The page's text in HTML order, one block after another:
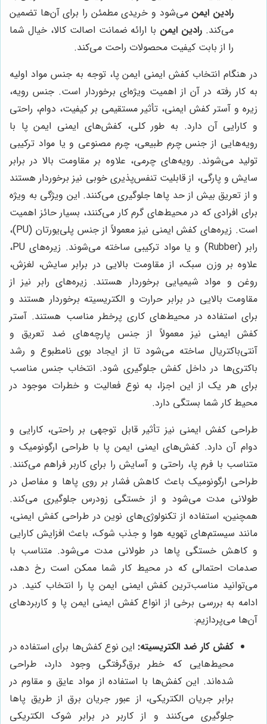
رادین ایمن می‌شود و خریدی مطمئن را برای آن‌ها تضمین
می‌کند. رادین ایمن با ارائه ضمانت اصالت کالا، خیال شما
را از بابت کیفیت محصولات راحت می‌کند.
در هنگام انتخاب کفش ایمنی ایمن پا، توجه به جنس مواد اولیه
به کار رفته در آن از اهمیت ویژه‌ای برخوردار است. جنس رویه،
زیره و آستر کفش ایمنی، تأثیر مستقیمی بر کیفیت، دوام، راحتی
و کارایی آن دارد. به طور کلی، کفش‌های ایمنی ایمن پا با
رویه‌هایی از جنس چرم طبیعی، چرم مصنوعی و یا مواد ترکیبی
تولید می‌شوند. رویه‌های چرمی، علاوه بر مقاومت بالا در برابر
سایش و پارگی، از قابلیت تنفس‌پذیری خوبی نیز برخوردار هستند
و از تعریق بیش از حد پاها جلوگیری می‌کنند. این ویژگی به ویژه
برای افرادی که در محیط‌های گرم کار می‌کنند، بسیار حائز اهمیت
است. زیره‌های کفش ایمنی نیز معمولاً از جنس پلی‌یورتان (PU)،
رابر (Rubber) و یا مواد ترکیبی ساخته می‌شوند. زیره‌های PU،
علاوه بر وزن سبک، از مقاومت بالایی در برابر سایش، لغزش،
روغن و مواد شیمیایی برخوردار هستند. زیره‌های رابر نیز از
مقاومت بالایی در برابر حرارت و الکتریسیته برخوردار هستند و
برای استفاده در محیط‌های کاری پرخطر مناسب هستند. آستر
کفش ایمنی نیز معمولاً از جنس پارچه‌های ضد تعریق و
آنتی‌باکتریال ساخته می‌شود تا از ایجاد بوی نامطبوع و رشد
باکتری‌ها در داخل کفش جلوگیری شود. انتخاب جنس مناسب
برای هر یک از این اجزا، به نوع فعالیت و خطرات موجود در
محیط کار شما بستگی دارد.
طراحی کفش ایمنی نیز تأثیر قابل توجهی بر راحتی، کارایی و
دوام آن دارد. کفش‌های ایمنی ایمن پا با طراحی ارگونومیک و
متناسب با فرم پا، راحتی و آسایش را برای کاربر فراهم می‌کنند.
طراحی ارگونومیک باعث کاهش فشار بر روی پاها و مفاصل در
طولانی مدت می‌شود و از خستگی زودرس جلوگیری می‌کند.
همچنین، استفاده از تکنولوژی‌های نوین در طراحی کفش ایمنی،
مانند سیستم‌های تهویه هوا و جذب شوک، باعث افزایش کارایی
و کاهش خستگی پاها در طولانی مدت می‌شود. متناسب با
صدمات احتمالی که در محیط کار شما ممکن است رخ دهد،
می‌توانید مناسب‌ترین کفش ایمنی ایمن پا را انتخاب کنید. در
ادامه به بررسی برخی از انواع کفش ایمنی ایمن پا و کاربردهای
آن‌ها می‌پردازیم:
کفش کار ضد الکتریسیته: این نوع کفش‌ها برای استفاده در
محیط‌هایی که خطر برق‌گرفتگی وجود دارد، طراحی
شده‌اند. این کفش‌ها با استفاده از مواد عایق و مقاوم در
برابر جریان الکتریکی، از عبور جریان برق از طریق پاها
جلوگیری می‌کنند و از کاربر در برابر شوک الکتریکی